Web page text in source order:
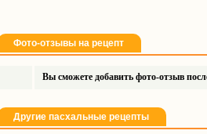
Фото-отзывы на рецепт
Вы сможете добавить фото-отзыв
Другие пасхальные рецепты